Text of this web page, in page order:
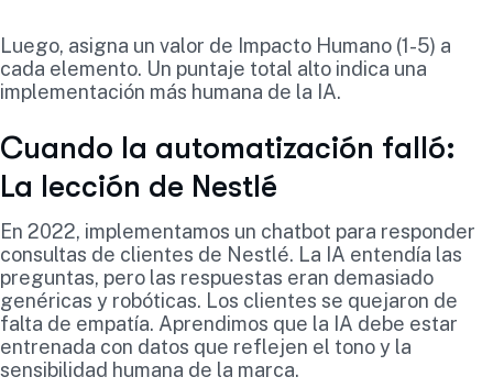
Luego, asigna un valor de Impacto Humano (1-5) a
cada elemento. Un puntaje total alto indica una
implementación más humana de la IA.
Cuando la automatización falló:
La lección de Nestlé
En 2022, implementamos un chatbot para responder
consultas de clientes de Nestlé. La IA entendía las
preguntas, pero las respuestas eran demasiado
genéricas y robóticas. Los clientes se quejaron de
falta de empatía. Aprendimos que la IA debe estar
entrenada con datos que reflejen el tono y la
sensibilidad humana de la marca.